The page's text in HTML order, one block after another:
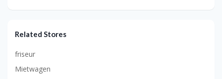
Related Stores
friseur
Mietwagen